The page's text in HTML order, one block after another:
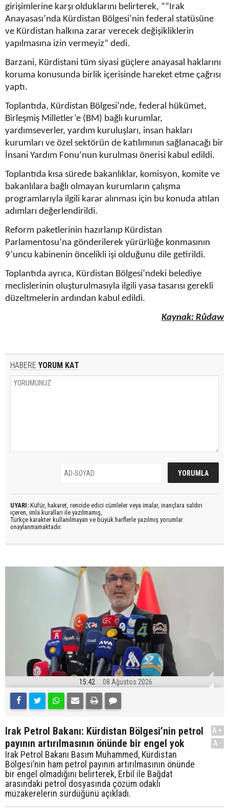
girişimlerine karşı olduklarını belirterek, ““Irak
Anayasası’nda Kürdistan Bölgesi’nin federal statüsüne
ve Kürdistan halkına zarar verecek değişikliklerin
yapılmasına izin vermeyiz” dedi.
Barzani, Kürdistani tüm siyasi güçlere anayasal haklarını
koruma konusunda birlik içerisinde hareket etme çağrısı
yaptı.
Toplantıda, Kürdistan Bölgesi’nde, federal hükümet,
Birleşmiş Milletler’e (BM) bağlı kurumlar,
yardımseverler, yardım kuruluşları, insan hakları
kurumları ve özel sektörün de katılımının sağlanacağı bir
İnsani Yardım Fonu’nun kurulması önerisi kabul edildi.
Toplantıda kısa sürede bakanlıklar, komisyon, komite ve
bakanlılara bağlı olmayan kurumların çalışma
programlarıyla ilgili karar alınması için bu konuda atılan
adımları değerlendirildi.
Reform paketlerinin hazırlanıp Kürdistan
Parlamentosu’na gönderilerek yürürlüğe konmasının
9’uncu kabinenin öncelikli işi olduğunu dile getirildi.
Toplantıda ayrıca, Kürdistan Bölgesi’ndeki belediye
meclislerinin oluşturulmasıyla ilgili yasa tasarısı gerekli
düzeltmelerin ardından kabul edildi.
Kaynak: Rûdaw
HABERE YORUM KAT
UYARI: Küfür, hakaret, rencide edici cümleler veya imalar, inançlara saldırı
içeren, imla kuralları ile yazılmamış,
Türkçe karakter kullanılmayan ve büyük harflerle yazılmış yorumlar
onaylanmamaktadır.
15:42 08 Ağustos 2026
Irak Petrol Bakanı: Kürdistan Bölgesi’nin petrol
payının artırılmasının önünde bir engel yok
Irak Petrol Bakanı Basım Muhammed, Kürdistan
Bölgesi’nin ham petrol payının artırılmasının önünde
bir engel olmadığını belirterek, Erbil ile Bağdat
arasındaki petrol dosyasında çözüm odaklı
müzakerelerin sürdüğünü açıkladı.
A+
A-